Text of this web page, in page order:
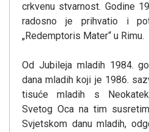
crkvenu stvarnost. Godine
radosno je prihvatio i
„Redemptoris Mater“ u Rimu.
Od Jubileja mladih 1984.
dana mladih koji je 1986.
tisuće mladih s
Svetog Oca na tim
Svjetskom danu mladih,